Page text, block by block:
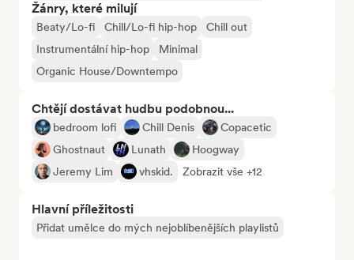
Žánry, které milují
Beaty/Lo-fi Chill/Lo-fi hip-hop
Chill out
Instrumentální hip-hop
Minimal
Organic House/Downtempo
Chtějí dostávat hudbu podobnou...
bedroom lofi Chill Denis
Copacetic
Ghostnaut
Lunath
Hoogway
Jeremy Lim
vhskid. Zobrazit vše +12
Hlavní příležitosti
Přidat umělce do mých nejoblíbenějších playlistů